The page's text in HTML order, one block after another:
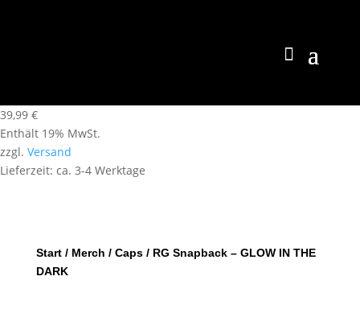
39,99 €
Enthält 19% MwSt.
zzgl. Versand
Lieferzeit: ca. 3-4 Werktage
Start/ Merch / Caps/ RG Snapback – GLOW IN THE
DARK